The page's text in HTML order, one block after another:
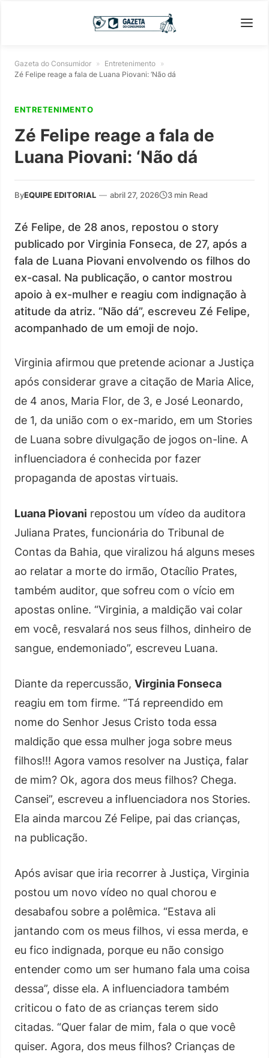
Gazeta do Consumidor » Entretenimento »
Zé Felipe reage a fala de Luana Piovani: ‘Não dá
ENTRETENIMENTO
Zé Felipe reage a fala de
Luana Piovani: ‘Não dá
ByEQUIPE EDITORIAL — abril 27, 2026 3 min Read
Zé Felipe, de 28 anos, repostou o story
publicado por Virginia Fonseca, de 27, após a
fala de Luana Piovani envolvendo os filhos do
ex-casal. Na publicação, o cantor mostrou
apoio à ex-mulher e reagiu com indignação à
atitude da atriz. “Não dá”, escreveu Zé Felipe,
acompanhado de um emoji de nojo.
Virginia afirmou que pretende acionar a Justiça
após considerar grave a citação de Maria Alice,
de 4 anos, Maria Flor, de 3, e José Leonardo,
de 1, da união com o ex-marido, em um Stories
de Luana sobre divulgação de jogos on-line. A
influenciadora é conhecida por fazer
propaganda de apostas virtuais.
Luana Piovani repostou um vídeo da auditora
Juliana Prates, funcionária do Tribunal de
Contas da Bahia, que viralizou há alguns meses
ao relatar a morte do irmão, Otacílio Prates,
também auditor, que sofreu com o vício em
apostas online. “Virginia, a maldição vai colar
em você, resvalará nos seus filhos, dinheiro de
sangue, endemoniado”, escreveu Luana.
Diante da repercussão, Virginia Fonseca
reagiu em tom firme. “Tá repreendido em
nome do Senhor Jesus Cristo toda essa
maldição que essa mulher joga sobre meus
filhos!!! Agora vamos resolver na Justiça, falar
de mim? Ok, agora dos meus filhos? Chega.
Cansei”, escreveu a influenciadora nos Stories.
Ela ainda marcou Zé Felipe, pai das crianças,
na publicação.
Após avisar que iria recorrer à Justiça, Virginia
postou um novo vídeo no qual chorou e
desabafou sobre a polêmica. “Estava ali
jantando com os meus filhos, vi essa merda, e
eu fico indignada, porque eu não consigo
entender como um ser humano fala uma coisa
dessa”, disse ela. A influenciadora também
criticou o fato de as crianças terem sido
citadas. “Quer falar de mim, fala o que você
quiser. Agora, dos meus filhos? Crianças de